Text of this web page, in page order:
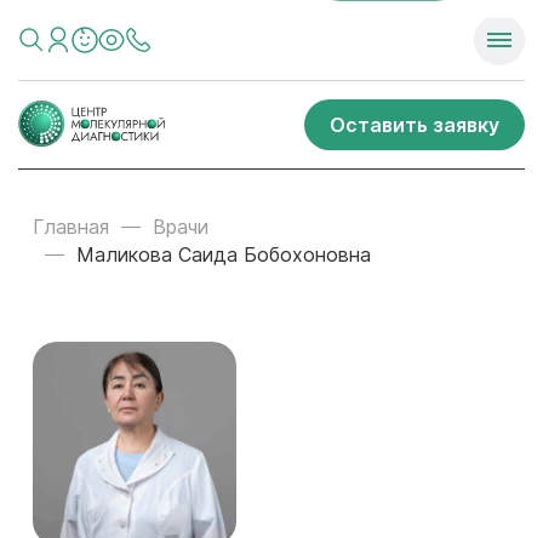
Оставить заявку
Главная
Врачи
Маликова Саида Бобохоновна